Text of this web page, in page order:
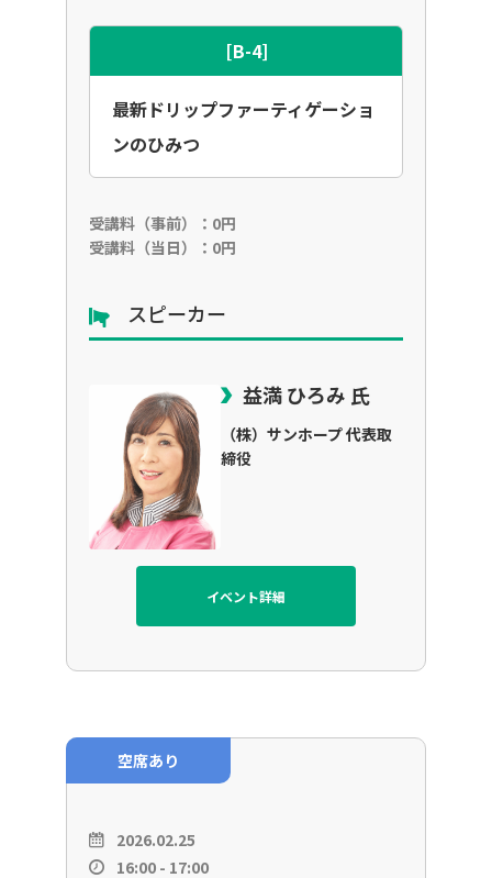
[B-4]
最新ドリップファーティゲーショ
ンのひみつ
受講料（事前）：0円
受講料（当日）：0円
スピーカー
益満 ひろみ 氏
（株）サンホープ 代表取
締役
イベント詳細
空席あり
2026.02.25
16:00 - 17:00